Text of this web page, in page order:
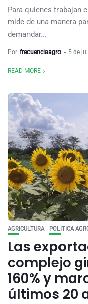
Para quienes trabajan
mide de una manera
demandar...
Por frecuenciaagro 5 de
READ MORE
AGRICULTURA POLITICA
Las
complejo
160% y
últimos 20